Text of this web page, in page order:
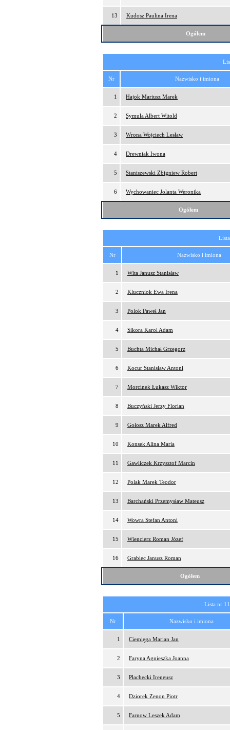
13 Kudosz Paulina Irena
Ogółem
Nr Nazwisko i imiona
1 Hajok Mariusz Marek
2 Symula Albert Witold
3 Wrona Wojciech Lesław
4 Drewniak Iwona
5 Staniszewski Zbigniew Robert
6 Wychowaniec Jolanta Weronika
Ogółem
Nr Nazwisko i imiona
1 Wita Janusz Stanisław
2 Kluczniok Ewa Irena
3 Polok Paweł Jan
4 Sikora Karol Adam
5 Buchta Michał Grzegorz
6 Kocur Stanisław Antoni
7 Morcinek Łukasz Wiktor
8 Buczyński Jerzy Florian
9 Gołosz Marek Alfred
10 Konsek Alina Maria
11 Gawliczek Krzysztof Marcin
12 Polak Marek Teodor
13 Barchański Przemysław Mateusz
14 Wowra Stefan Antoni
15 Wiencierz Roman Józef
16 Grabiec Janusz Roman
Ogółem
Lista nr
Nr Nazwisko i imiona
1 Ciemięga Marian Jan
2 Faryna Agnieszka Joanna
3 Płachecki Ireneusz
4 Dziorek Zenon Piotr
5 Farnow Leszek Adam